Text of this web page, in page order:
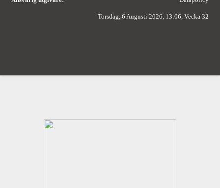
Torsdag, 6 Augusti 2026, 13:06, Vecka 32